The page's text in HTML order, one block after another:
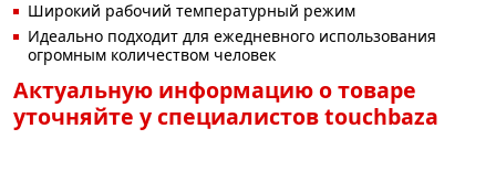
Широкий рабочий температурный режим
Идеально подходит для ежедневного использования
огромным количеством человек
Актуальную информацию о товаре
уточняйте у специалистов touchbaza